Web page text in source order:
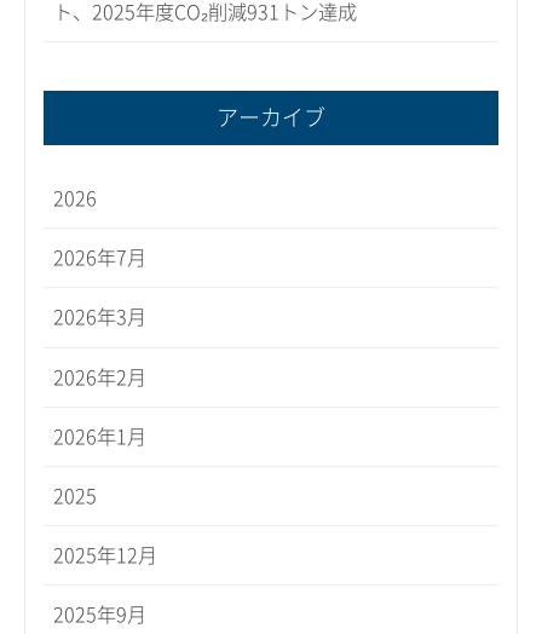
ト、2025年度CO₂削減931トン達成
アーカイブ
2026
2026年7月
2026年3月
2026年2月
2026年1月
2025
2025年12月
2025年9月